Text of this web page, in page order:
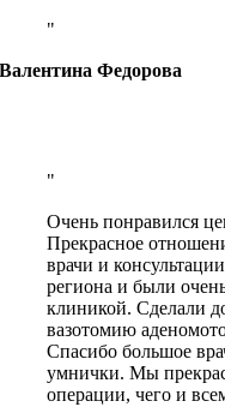
Валентина Федорова
Очень понравился
Прекрасное
врачи и
региона и были
клиникой. Сделали
вазотомию
Спасибо большое
умнички. Мы
операции, чего и